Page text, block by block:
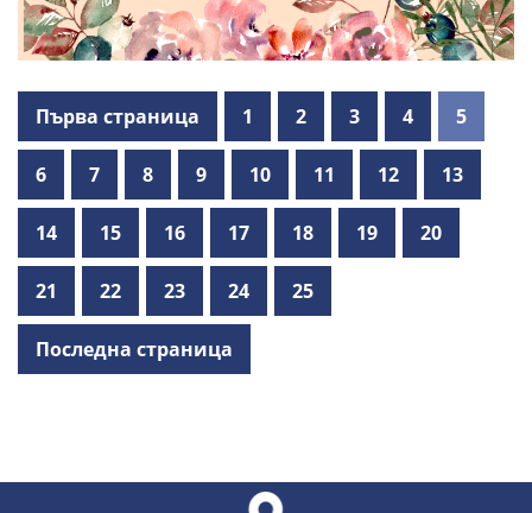
Първа страница 1 2 3 4 5
6 7 8 9 10 11 12 13
14 15 16 17 18 19 20
21 22 23 24 25
Последна страница